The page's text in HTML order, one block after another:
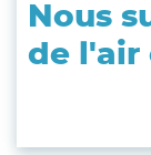
Nous
de l'air